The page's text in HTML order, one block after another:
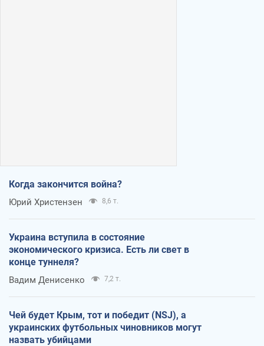
Когда закончится война?
Юрий Христензен 8,6 т.
Украина вступила в состояние
экономического кризиса. Есть ли свет в
конце туннеля?
Вадим Денисенко 7,2 т.
Чей будет Крым, тот и победит (NSJ), а
украинских футбольных чиновников могут
назвать убийцами